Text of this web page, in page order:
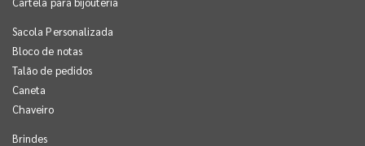
Sacola Personalizada
Bloco de notas
Talão de pedidos
Caneta
Chaveiro
Brindes